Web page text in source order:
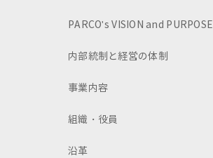
PARCO's VISION and PURPOSE
内部統制と経営の体制
事業内容
組織・役員
沿革